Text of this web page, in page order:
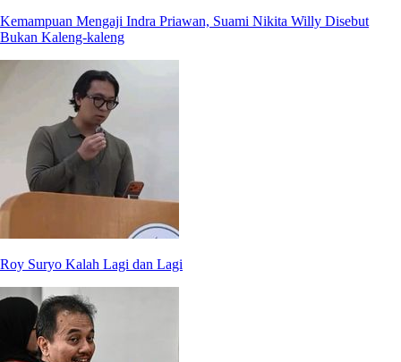
Kemampuan Mengaji Indra Priawan, Suami Nikita Willy Disebut
Bukan Kaleng-kaleng
Roy Suryo Kalah Lagi dan Lagi